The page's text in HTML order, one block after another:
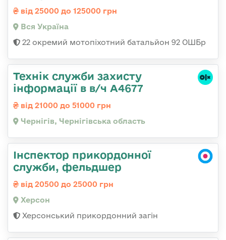
від 25000 до 125000 грн
Вся Україна
22 окремий мотопіхотний батальйон 92 ОШБр
Технік служби захисту
інформації в в/ч А4677
від 21000 до 51000 грн
Чернігів, Чернігівська область
Інспектор прикордонної
служби, фельдшер
від 20500 до 25000 грн
Херсон
Херсонський прикордонний загін